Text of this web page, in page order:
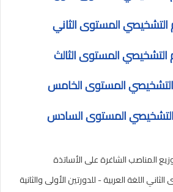
التشخيصي المستوى الثاني
التشخيصي المستوى الثالث
التشخيصي المستوى الخامس
التشخيصي المستوى السادس
المناصب الشاغرة على الأساتذة
اللغة العربية - للدورتين الأولى والثانية